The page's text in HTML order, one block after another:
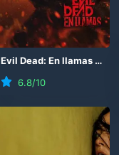
Evil Dead: En llamas (2026
6.8/10